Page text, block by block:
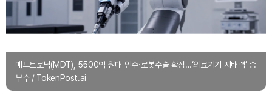
메드트로닉(MDT), 5500억 원대 인수·로봇수술 확장…‘의료기기 지배력’ 승
부수 / TokenPost.ai